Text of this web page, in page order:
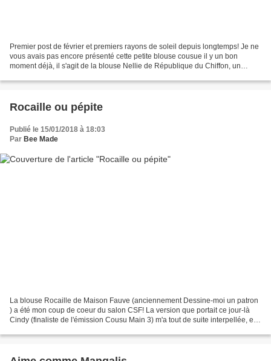
Premier post de février et premiers rayons de soleil depuis longtemps! Je ne
vous avais pas encore présenté cette petite blouse cousue il y un bon
moment déjà, il s'agit de la blouse Nellie de République du Chiffon, un
Rocaille ou pépite
Publié le 15/01/2018 à 18:03
Par Bee Made
La blouse Rocaille de Maison Fauve (anciennement Dessine-moi un patron
) a été mon coup de coeur du salon CSF! La version que portait ce jour-là
Cindy (finaliste de l'émission Cousu Main 3) m'a tout de suite interpellée, et